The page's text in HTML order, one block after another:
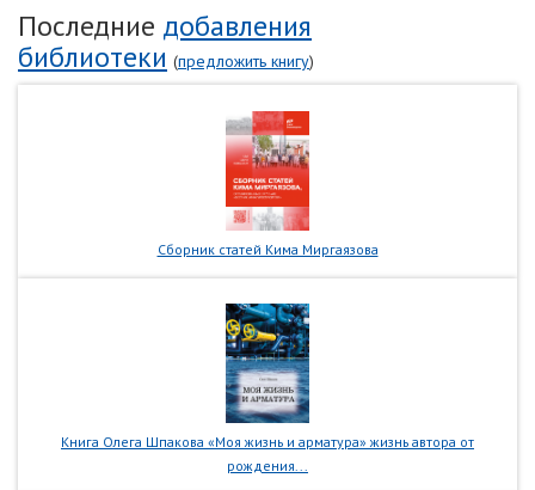
Последние добавления
библиотеки (предложить книгу)
Сборник статей Кима Миргаязова
Книга Олега Шпакова «Моя жизнь и арматура» жизнь автора от
рождения...